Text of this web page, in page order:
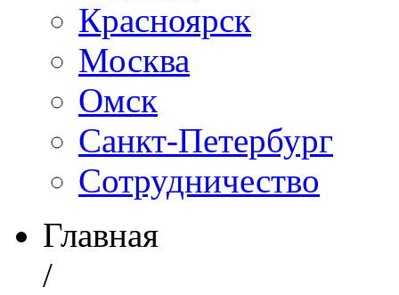
Красноярск
Москва
Омск
Санкт-Петербург
Сотрудничество
Главная
/